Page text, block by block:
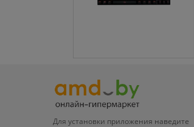
Для установки приложения наведите